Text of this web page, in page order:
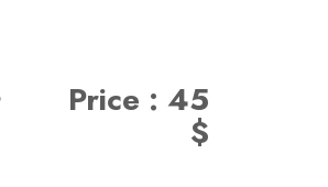
Price : 45
$